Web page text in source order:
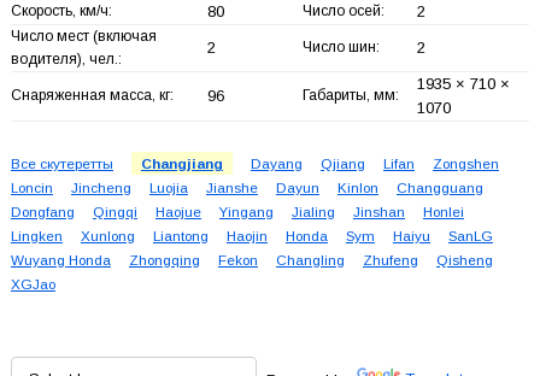
Скорость, км/ч: 80 Число осей: 2
Число мест (включая
водителя), чел.:
2 Число шин: 2
Снаряженная масса, кг: 96 Габариты, мм:
1935 × 710 ×
1070
Все скутеретты Changjiang Dayang Qjiang Lifan
Zongshen
Loncin
Jincheng Luojia Jianshe Dayun Kinlon
Changguang
Dongfang
Qingqi Haojue Yingang Jialing Jinshan
Honlei
Lingken
Xunlong Liantong Haojin Honda Sym Haiyu
SanLG
Wuyang Honda
Zhongqing Fekon Changling Zhufeng
Qisheng
XGJao